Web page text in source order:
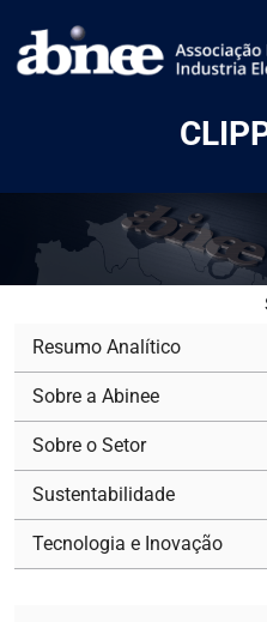
Resumo Analítico
Sobre a Abinee
Sobre o Setor
Sustentabilidade
Tecnologia e Inovação